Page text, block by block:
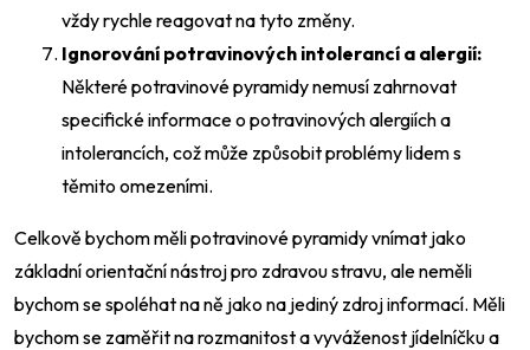
vždy rychle reagovat na tyto změny.
Ignorování potravinových intolerancí a alergií:
Některé potravinové pyramidy nemusí zahrnovat
specifické informace o potravinových alergiích a
intolerancích, což může způsobit problémy lidem s
těmito omezeními.
Celkově bychom měli potravinové pyramidy vnímat jako
základní orientační nástroj pro zdravou stravu, ale neměli
bychom se spoléhat na ně jako na jediný zdroj informací. Měli
bychom se zaměřit na rozmanitost a vyváženost jídelníčku a